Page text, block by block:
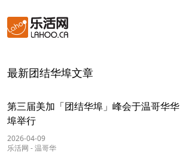
最新团结华埠文章
第三届美加「团结华埠」峰会于温哥华华
埠举行
2026-04-09
乐活网 -温哥华